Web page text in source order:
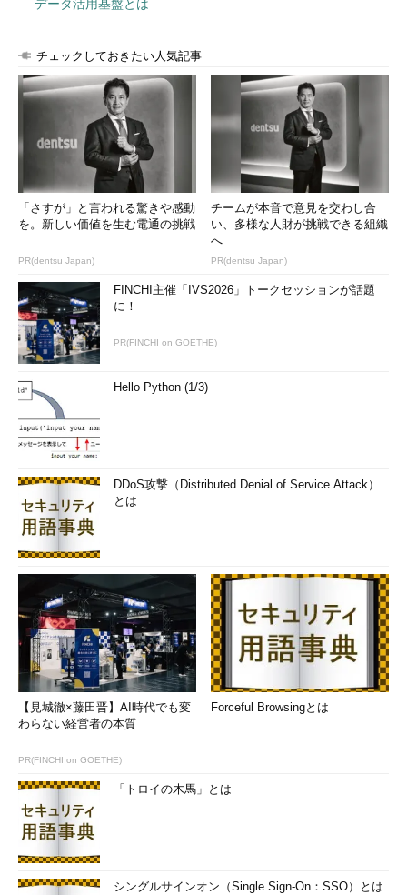
データ活用基盤とは
チェックしておきたい人気記事
「さすが」と言われる驚きや感動
を。新しい価値を生む電通の挑戦
PR(dentsu Japan)
チームが本音で意見を交わし合
い、多様な人財が挑戦できる組織
へ
PR(dentsu Japan)
FINCHI主催「IVS2026」トークセッションが話題
に！
PR(FINCHI on GOETHE)
Hello Python (1/3)
DDoS攻撃（Distributed Denial of Service Attack）
とは
【見城徹×藤田晋】AI時代でも変
わらない経営者の本質
PR(FINCHI on GOETHE)
Forceful Browsingとは
「トロイの木馬」とは
シングルサインオン（Single Sign-On：SSO）とは